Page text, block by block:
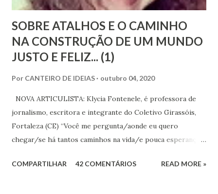
SOBRE ATALHOS E O CAMINHO
NA CONSTRUÇÃO DE UM MUNDO
JUSTO E FELIZ... (1)
Por CANTEIRO DE IDEIAS outubro 04, 2020
NOVA ARTICULISTA: Klycia Fontenele, é professora de
jornalismo, escritora e integrante do Coletivo Girassóis,
Fortaleza (CE) “Você me pergunta/aonde eu quero
chegar/se há tantos caminhos na vida/e pouca esperança
ar...”[Caminhos, Raul Seixas] Quem vive relativamente
COMPARTILHAR 42 COMENTÁRIOS READ MORE »